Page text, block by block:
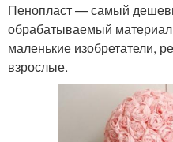
Пенопласт — самый
обрабатываемый
маленькие изобретатели,
взрослые.